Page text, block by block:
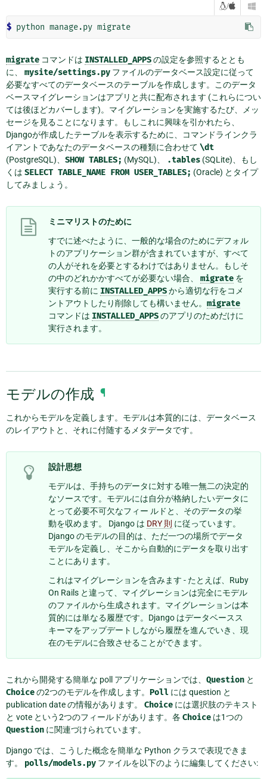
/ 
$ python manage.py
migrate コマンドは INSTALLED_APPSの設定を参照するととも
に、 mysite/settings.py ファイルのデータベース設定に従って
必要なすべてのデータベースのテーブルを作成します。このデータ
ベースマイグレーションはアプリと共に配布されます (これらについ
ては後ほどカバーします)。マイグレーションを実施するたび、メッ
セージを見ることになります。もしこれに興味を引かれたら、
Djangoが作成したテーブルを表示するために、コマンドラインクラ
イアントであなたのデータベースの種類に合わせて \dt
(PostgreSQL)、 SHOW TABLES; (MySQL)、 .tables (SQLite)、もし
くは SELECT TABLE_NAME FROM USER_TABLES; (Oracle) とタイプ
してみましょう。
ミニマリストのために
すでに述べたように、一般的な場合のためにデフォル
トのアプリケーション群が含まれていますが、すべて
の人がそれを必要とするわけではありません。もしそ
の中のどれかかすべてが必要ない場合、 migrate を
実行する前に INSTALLED_APPSから適切な行をコメ
ントアウトしたり削除しても構いません。 migrate
コマンドは INSTALLED_APPSのアプリのためだけに
実行されます。
モデルの作成 ¶
これからモデルを定義します。モデルは本質的には、データベース
のレイアウトと、それに付随するメタデータです。
設計思想
モデルは、手持ちのデータに対する唯一無二の決定的
なソースです。モデルには自分が格納したいデータに
とって必要不可欠なフィー ルドと、そのデータの挙
動を収めます。 Django は DRY 則 に従っています。
Django のモデルの目的は、ただ一つの場所でデータ
モデルを定義し、そこから自動的にデータを取り出す
ことにあります。
これはマイグレーションを含みます - たとえば、Ruby
On Rails と違って、マイグレーションは完全にモデル
のファイルから生成されます。マイグレーションは本
質的には単なる履歴です。Django はデータベースス
キーマをアップデートしながら履歴を進んでいき、現
在のモデルに合致させることができます。
これから開発する簡単な poll アプリケーションでは、 Question と
Choiceの2つのモデルを作成します。 Poll には question と
publication date の情報があります。 Choice には選択肢のテキスト
と vote という2つのフィールドがあります。各 Choice は1つの
Question に関連づけられています。
Django では、こうした概念を簡単な Python クラスで表現できま
す。 polls/models.py ファイルを以下のように編集してください: